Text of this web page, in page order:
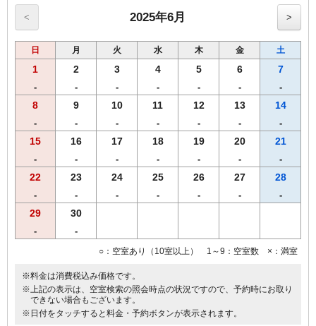
◆ご夕食◆
【飛鳥鍋とお造り天ぷら御膳】
・【奈良県産】大和肉鶏の飛鳥鍋
・ お造り三種盛り
・ 天ぷら盛り合わせ
※営業時間の関係上、19時までのご到着、19時30分までにご来店くだ
さいませ。
※仕入れの状況よって内容が変更になる場合がございます。
【おことわり】 飛鳥鍋御膳は、関西出身の料理長によるご宿泊者限
定メニューです。恐れ入りますが、２食付きご宿泊プランよりのみの
< 2025年6月 >
日 月 火 水 木 金 土
1
-
2
-
3
-
4
-
5
-
6
-
7
-
8
-
9
-
10
-
11
-
12
-
13
-
14
-
15
-
16
-
17
-
18
-
19
-
20
-
21
-
22
-
23
-
24
-
25
-
26
-
27
-
28
-
29
-
30
-
○：空室あり（10室以上） 1～9：空室数 ×：満室
※料金は消費税込み価格です。
※上記の表示は、空室検索の照会時点の状況ですので、予約時にお取り
できない場合もございます。
※日付をタッチすると料金・予約ボタンが表示されます。